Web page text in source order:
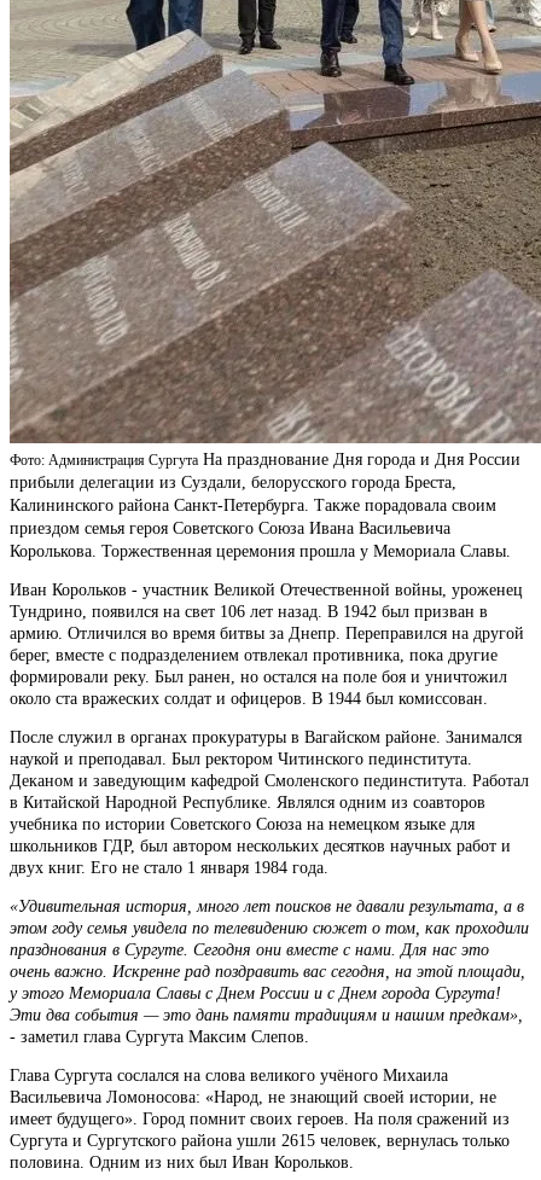
Фото: Администрация Сургута На празднование Дня города и Дня России
прибыли делегации из Суздали, белорусского города Бреста,
Калининского района Санкт-Петербурга. Также порадовала своим
приездом семья героя Советского Союза Ивана Васильевича
Королькова. Торжественная церемония прошла у Мемориала Славы.
Иван Корольков - участник Великой Отечественной войны, уроженец
Тундрино, появился на свет 106 лет назад. В 1942 был призван в
армию. Отличился во время битвы за Днепр. Переправился на другой
берег, вместе с подразделением отвлекал противника, пока другие
формировали реку. Был ранен, но остался на поле боя и уничтожил
около ста вражеских солдат и офицеров. В 1944 был комиссован.
После служил в органах прокуратуры в Вагайском районе. Занимался
наукой и преподавал. Был ректором Читинского пединститута.
Деканом и заведующим кафедрой Смоленского пединститута. Работал
в Китайской Народной Республике. Являлся одним из соавторов
учебника по истории Советского Союза на немецком языке для
школьников ГДР, был автором нескольких десятков научных работ и
двух книг. Его не стало 1 января 1984 года.
«Удивительная история, много лет поисков не давали результата, а в
этом году семья увидела по телевидению сюжет о том, как проходили
празднования в Сургуте. Сегодня они вместе с нами. Для нас это
очень важно. Искренне рад поздравить вас сегодня, на этой площади,
у этого Мемориала Славы с Днем России и с Днем города Сургута!
Эти два события — это дань памяти традициям и нашим предкам»,
- заметил глава Сургута Максим Слепов.
Глава Сургута сослался на слова великого учёного Михаила
Васильевича Ломоносова: «Народ, не знающий своей истории, не
имеет будущего». Город помнит своих героев. На поля сражений из
Сургута и Сургутского района ушли 2615 человек, вернулась только
половина. Одним из них был Иван Корольков.